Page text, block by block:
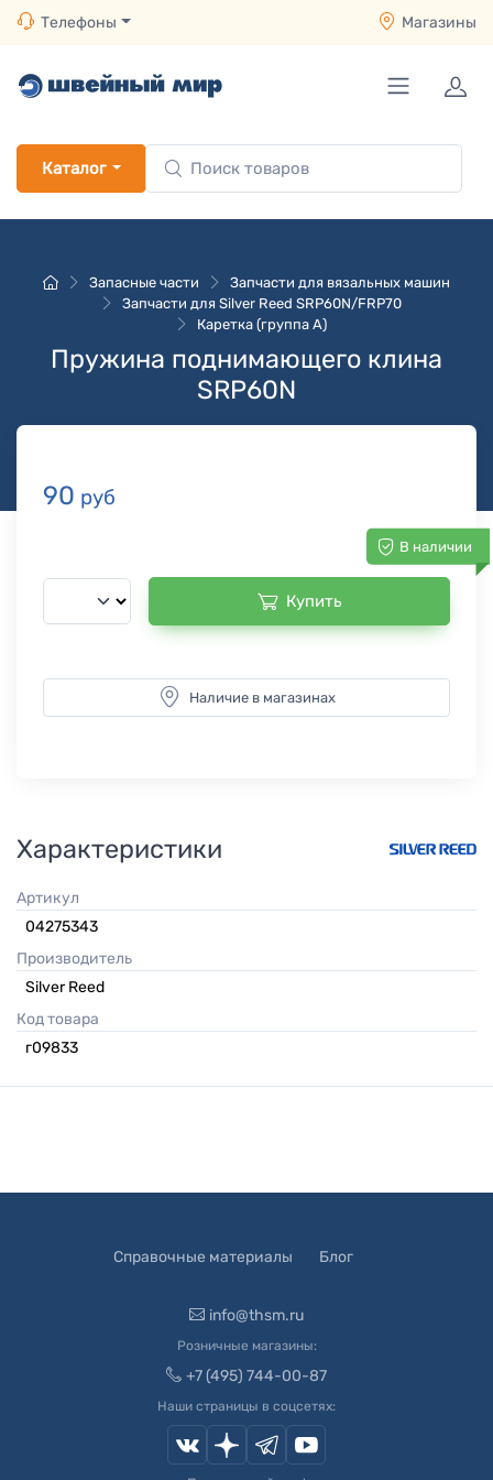
Телефоны Магазины
Каталог
Запасные части
Запчасти для вязальных машин
Запчасти для Silver Reed SRP60N/FRP70
Каретка (группа A)
Пружина поднимающего клина
SRP60N
90 руб
В наличии
Купить
Наличие в магазинах
Характеристики
Артикул
04275343
Производитель
Silver Reed
Код товара
г09833
Справочные материалы Блог
info@thsm.ru
Розничные магазины:
+7 (495) 744-00-87
Наши страницы в соцсетях: